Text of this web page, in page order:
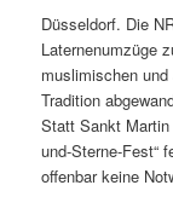
Düsseldorf. Die
Laternenumzüge
muslimischen
Tradition
Statt Sankt Martin
und-Sterne-Fest“
offenbar keine